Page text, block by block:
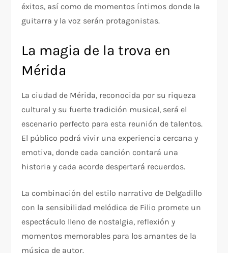
éxitos, así como de momentos íntimos donde la
guitarra y la voz serán protagonistas.
La magia de la trova en
Mérida
La ciudad de Mérida, reconocida por su riqueza
cultural y su fuerte tradición musical, será el
escenario perfecto para esta reunión de talentos.
El público podrá vivir una experiencia cercana y
emotiva, donde cada canción contará una
historia y cada acorde despertará recuerdos.
La combinación del estilo narrativo de Delgadillo
con la sensibilidad melódica de Filio promete un
espectáculo lleno de nostalgia, reflexión y
momentos memorables para los amantes de la
música de autor.